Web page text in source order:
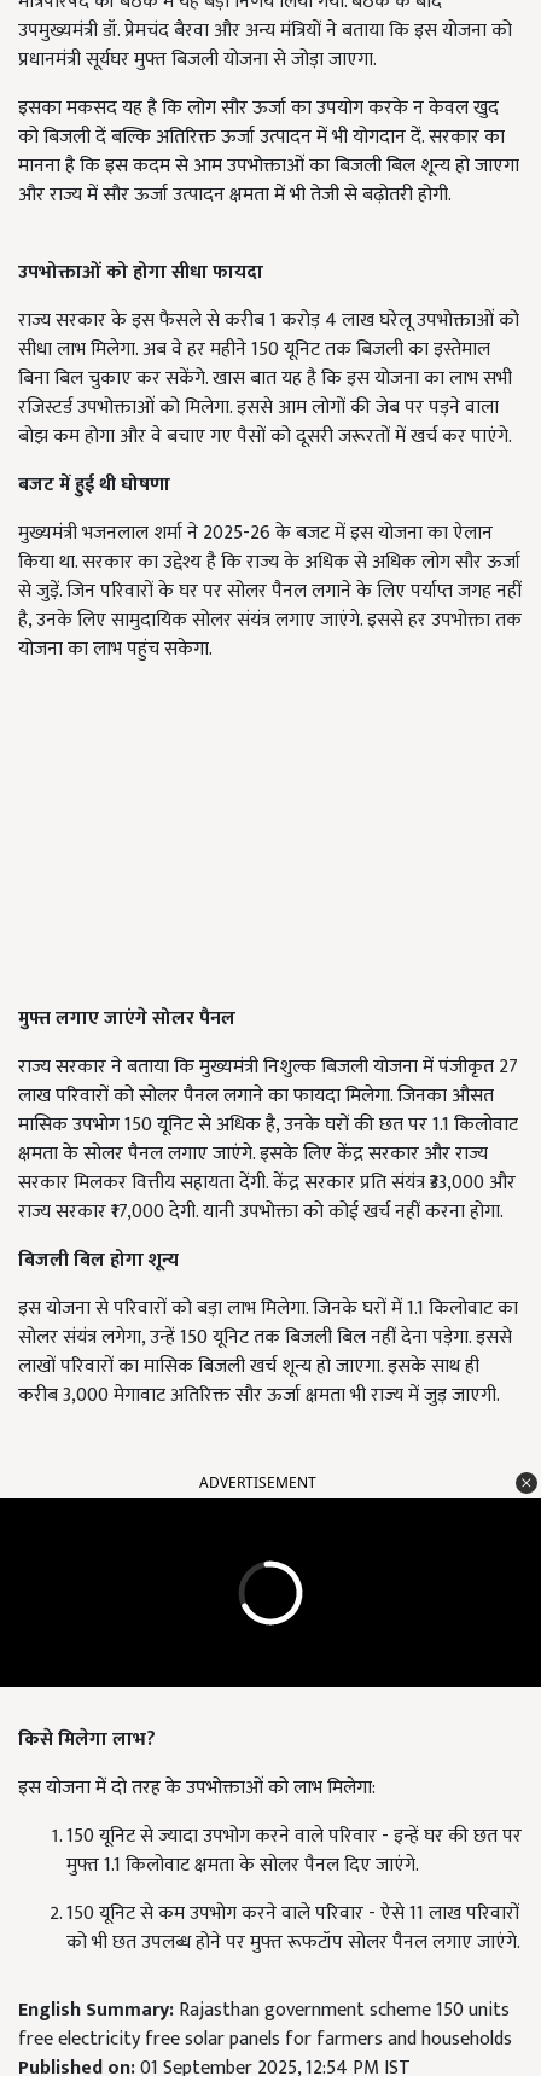
उपमुख्यमंत्री डॉ. प्रेमचंद बैरवा और अन्य मंत्रियों ने बताया कि इस योजना को
प्रधानमंत्री सूर्यघर मुफ्त बिजली योजना से जोड़ा जाएगा.
इसका मकसद यह है कि लोग सौर ऊर्जा का उपयोग करके न केवल खुद
को बिजली दें बल्कि अतिरिक्त ऊर्जा उत्पादन में भी योगदान दें. सरकार का
मानना है कि इस कदम से आम उपभोक्ताओं का बिजली बिल शून्य हो जाएगा
और राज्य में सौर ऊर्जा उत्पादन क्षमता में भी तेजी से बढ़ोतरी होगी.
उपभोक्ताओं को होगा सीधा फायदा
राज्य सरकार के इस फैसले से करीब 1 करोड़ 4 लाख घरेलू उपभोक्ताओं को
सीधा लाभ मिलेगा. अब वे हर महीने 150 यूनिट तक बिजली का इस्तेमाल
बिना बिल चुकाए कर सकेंगे. खास बात यह है कि इस योजना का लाभ सभी
रजिस्टर्ड उपभोक्ताओं को मिलेगा. इससे आम लोगों की जेब पर पड़ने वाला
बोझ कम होगा और वे बचाए गए पैसों को दूसरी जरूरतों में खर्च कर पाएंगे.
बजट में हुई थी घोषणा
मुख्यमंत्री भजनलाल शर्मा ने 2025-26 के बजट में इस योजना का ऐलान
किया था. सरकार का उद्देश्य है कि राज्य के अधिक से अधिक लोग सौर ऊर्जा
से जुड़ें. जिन परिवारों के घर पर सोलर पैनल लगाने के लिए पर्याप्त जगह नहीं
है, उनके लिए सामुदायिक सोलर संयंत्र लगाए जाएंगे. इससे हर उपभोक्ता तक
योजना का लाभ पहुंच सकेगा.
मुफ्त लगाए जाएंगे सोलर पैनल
राज्य सरकार ने बताया कि मुख्यमंत्री निशुल्क बिजली योजना में पंजीकृत 27
लाख परिवारों को सोलर पैनल लगाने का फायदा मिलेगा. जिनका औसत
मासिक उपभोग 150 यूनिट से अधिक है, उनके घरों की छत पर 1.1 किलोवाट
क्षमता के सोलर पैनल लगाए जाएंगे. इसके लिए केंद्र सरकार और राज्य
सरकार मिलकर वित्तीय सहायता देंगी. केंद्र सरकार प्रति संयंत्र ₹33,000 और
राज्य सरकार ₹17,000 देगी. यानी उपभोक्ता को कोई खर्च नहीं करना होगा.
बिजली बिल होगा शून्य
इस योजना से परिवारों को बड़ा लाभ मिलेगा. जिनके घरों में 1.1 किलोवाट का
सोलर संयंत्र लगेगा, उन्हें 150 यूनिट तक बिजली बिल नहीं देना पड़ेगा. इससे
लाखों परिवारों का मासिक बिजली खर्च शून्य हो जाएगा. इसके साथ ही
करीब 3,000 मेगावाट अतिरिक्त सौर ऊर्जा क्षमता भी राज्य में जुड़ जाएगी.
ADVERTISEMENT
किसे मिलेगा लाभ?
इस योजना में दो तरह के उपभोक्ताओं को लाभ मिलेगा:
150 यूनिट से ज्यादा उपभोग करने वाले परिवार - इन्हें घर की छत पर
मुफ्त 1.1 किलोवाट क्षमता के सोलर पैनल दिए जाएंगे.
150 यूनिट से कम उपभोग करने वाले परिवार - ऐसे 11 लाख परिवारों
को भी छत उपलब्ध होने पर मुफ्त रूफटॉप सोलर पैनल लगाए जाएंगे.
English Summary:Rajasthan government scheme 150 units
free electricity free solar panels for farmers and households
Published on:01 September 2025, 12:54 PM IST